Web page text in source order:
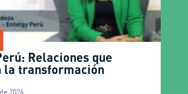
Relaciones que
la transformación
2026